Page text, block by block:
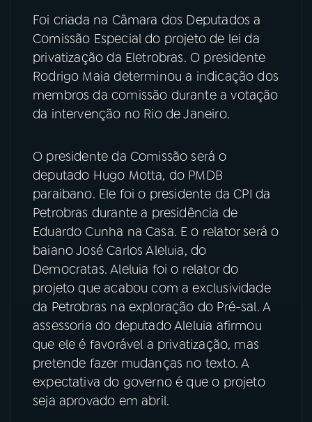
08FESTIVAL DE MÚSICA
ACOMPANHE A RÁDIO NACIONAL
YouTube Facebook
Instagram X
TikTok
Foi criada na Câmara dos Deputados a
Comissão Especial do projeto de lei da
privatização da Eletrobras. O presidente
Rodrigo Maia determinou a indicação dos
membros da comissão durante a votação
da intervenção no Rio de Janeiro.
O presidente da Comissão será o
deputado Hugo Motta, do PMDB
paraibano. Ele foi o presidente da CPI da
Petrobras durante a presidência de
Eduardo Cunha na Casa. E o relator será o
baiano José Carlos Aleluia, do
Democratas. Aleluia foi o relator do
projeto que acabou com a exclusividade
da Petrobras na exploração do Pré-sal. A
assessoria do deputado Aleluia afirmou
que ele é favorável a privatização, mas
pretende fazer mudanças no texto. A
expectativa do governo é que o projeto
seja aprovado em abril.